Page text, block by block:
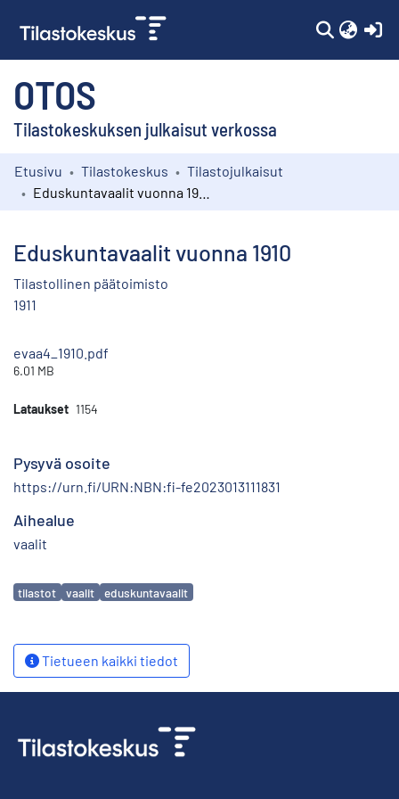
OTOS
Tilastokeskuksen julkaisut verkossa
Kokoelmat
Etusivu Tilastokeskus
Tilastojulkaisut
Eduskuntavaalit vuonna 1910
Tilastollinen päätoimisto
1911
evaa4_1910.pdf
6.01 MB
Lataukset 1154
Pysyvä osoite
https://urn.fi/URN:NBN:fi-fe2023013111831
Aihealue
vaalit
Avainsanat
tilastot vaalit eduskuntavaalit
Tietueen kaikki tiedot